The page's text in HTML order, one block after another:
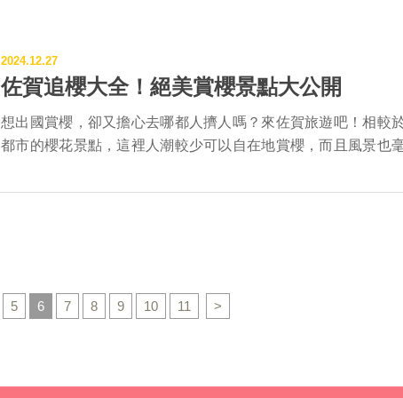
寺。在本堂後山、7.5...
2024.12.27
佐賀追櫻大全！絕美賞櫻景點大公開
想出國賞櫻，卻又擔心去哪都人擠人嗎？來佐賀旅遊吧！相較
都市的櫻花景點，這裡人潮較少可以自在地賞櫻，而且風景也
會在3/21後陸續綻放，預計將在3/31迎來滿開日。 Lady SAGA整理
水面上的景致，也能至佐賀城本丸歷史館旁觀賞片片花瓣漫天飛
5 6 7 8 9 10 11 >